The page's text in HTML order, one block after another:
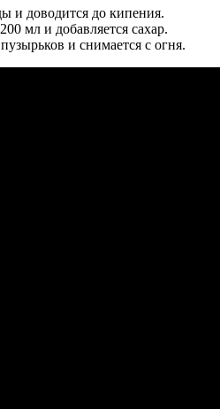
и доводится до кипения.
мл и добавляется сахар.
и снимается с огня.